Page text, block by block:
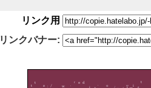
リンク用
リンクバナー: